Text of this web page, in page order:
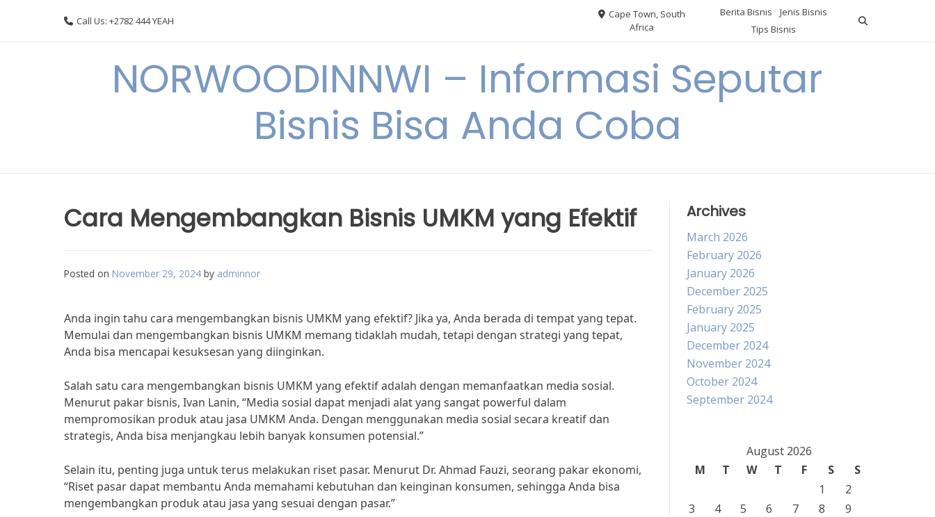
Call Us: +2782 444 YEAH
Cape Town, South
Africa
Berita Bisnis
Jenis Bisnis
Tips Bisnis
NORWOODINNWI – Informasi Seputar
Bisnis Bisa Anda Coba
Cara Mengembangkan Bisnis UMKM yang Efektif
Posted on November 29, 2024 by adminnor
Anda ingin tahu cara mengembangkan bisnis UMKM yang efektif? Jika ya, Anda berada di tempat yang tepat.
Memulai dan mengembangkan bisnis UMKM memang tidaklah mudah, tetapi dengan strategi yang tepat,
Anda bisa mencapai kesuksesan yang diinginkan.
Salah satu cara mengembangkan bisnis UMKM yang efektif adalah dengan memanfaatkan media sosial.
Menurut pakar bisnis, Ivan Lanin, “Media sosial dapat menjadi alat yang sangat powerful dalam
mempromosikan produk atau jasa UMKM Anda. Dengan menggunakan media sosial secara kreatif dan
strategis, Anda bisa menjangkau lebih banyak konsumen potensial.”
Selain itu, penting juga untuk terus melakukan riset pasar. Menurut Dr. Ahmad Fauzi, seorang pakar ekonomi,
“Riset pasar dapat membantu Anda memahami kebutuhan dan keinginan konsumen, sehingga Anda bisa
mengembangkan produk atau jasa yang sesuai dengan pasar.”
Archives
March 2026
February 2026
January 2026
December 2025
February 2025
January 2025
December 2024
November 2024
October 2024
September 2024
August 2026
M
T W T F S
S
1
2
3
4 5 6 7 8
9